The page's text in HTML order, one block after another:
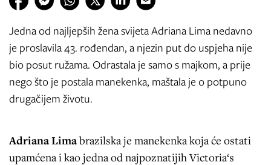
Jedna od najljepših žena svijeta Adriana Lima nedavno
je proslavila 43. rođendan, a njezin put do uspjeha nije
bio posut ružama. Odrastala je samo s majkom, a prije
nego što je postala manekenka, maštala je o potpuno
drugačijem životu.
Adriana Limabrazilska je manekenka koja će ostati
upamćena i kao jedna od najpoznatijih Victoria‘s